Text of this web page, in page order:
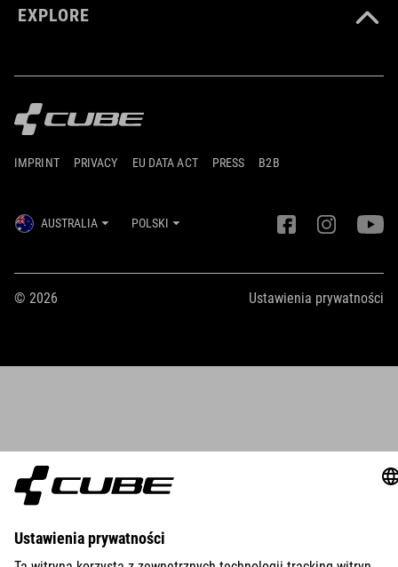
EXPLORE
IMPRINT PRIVACY EU DATA ACT PRESS B2B
AUSTRALIA POLSKI
© 2026 Ustawienia prywatności